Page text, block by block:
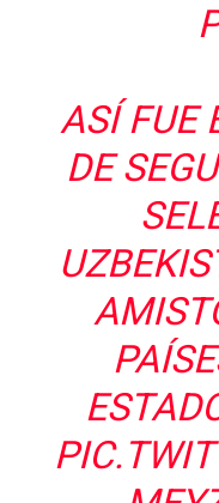
ASÍ FUE
DE